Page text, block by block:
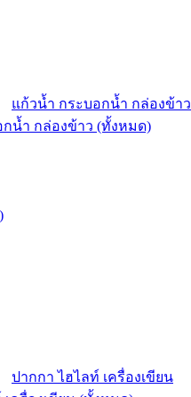
แก้วน้ำ กระบอกน้ำ กล่องข้าว
น้ำ กล่องข้าว (ทั้งหมด)
ปากกา ไฮไลท์ เครื่องเขียน